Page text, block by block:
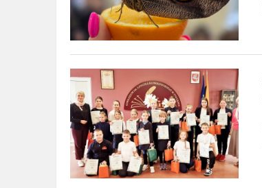
naszym
gimnazjum
spotkanie
z...
Szkolny
konkurs
wielkanocny
pod
hasłem
„Koszyczek
wielkanoc...